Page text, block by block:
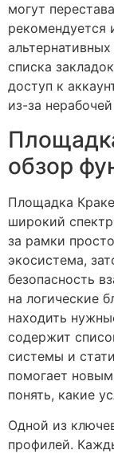
могут
рекомендуется
списка
доступ к
из-за
обзор
Площадка
широкий
за рамки
экосистема,
безопасность
на логические
находить
содержит
системы и
помогает
понять, какие
Одной из
профилей.